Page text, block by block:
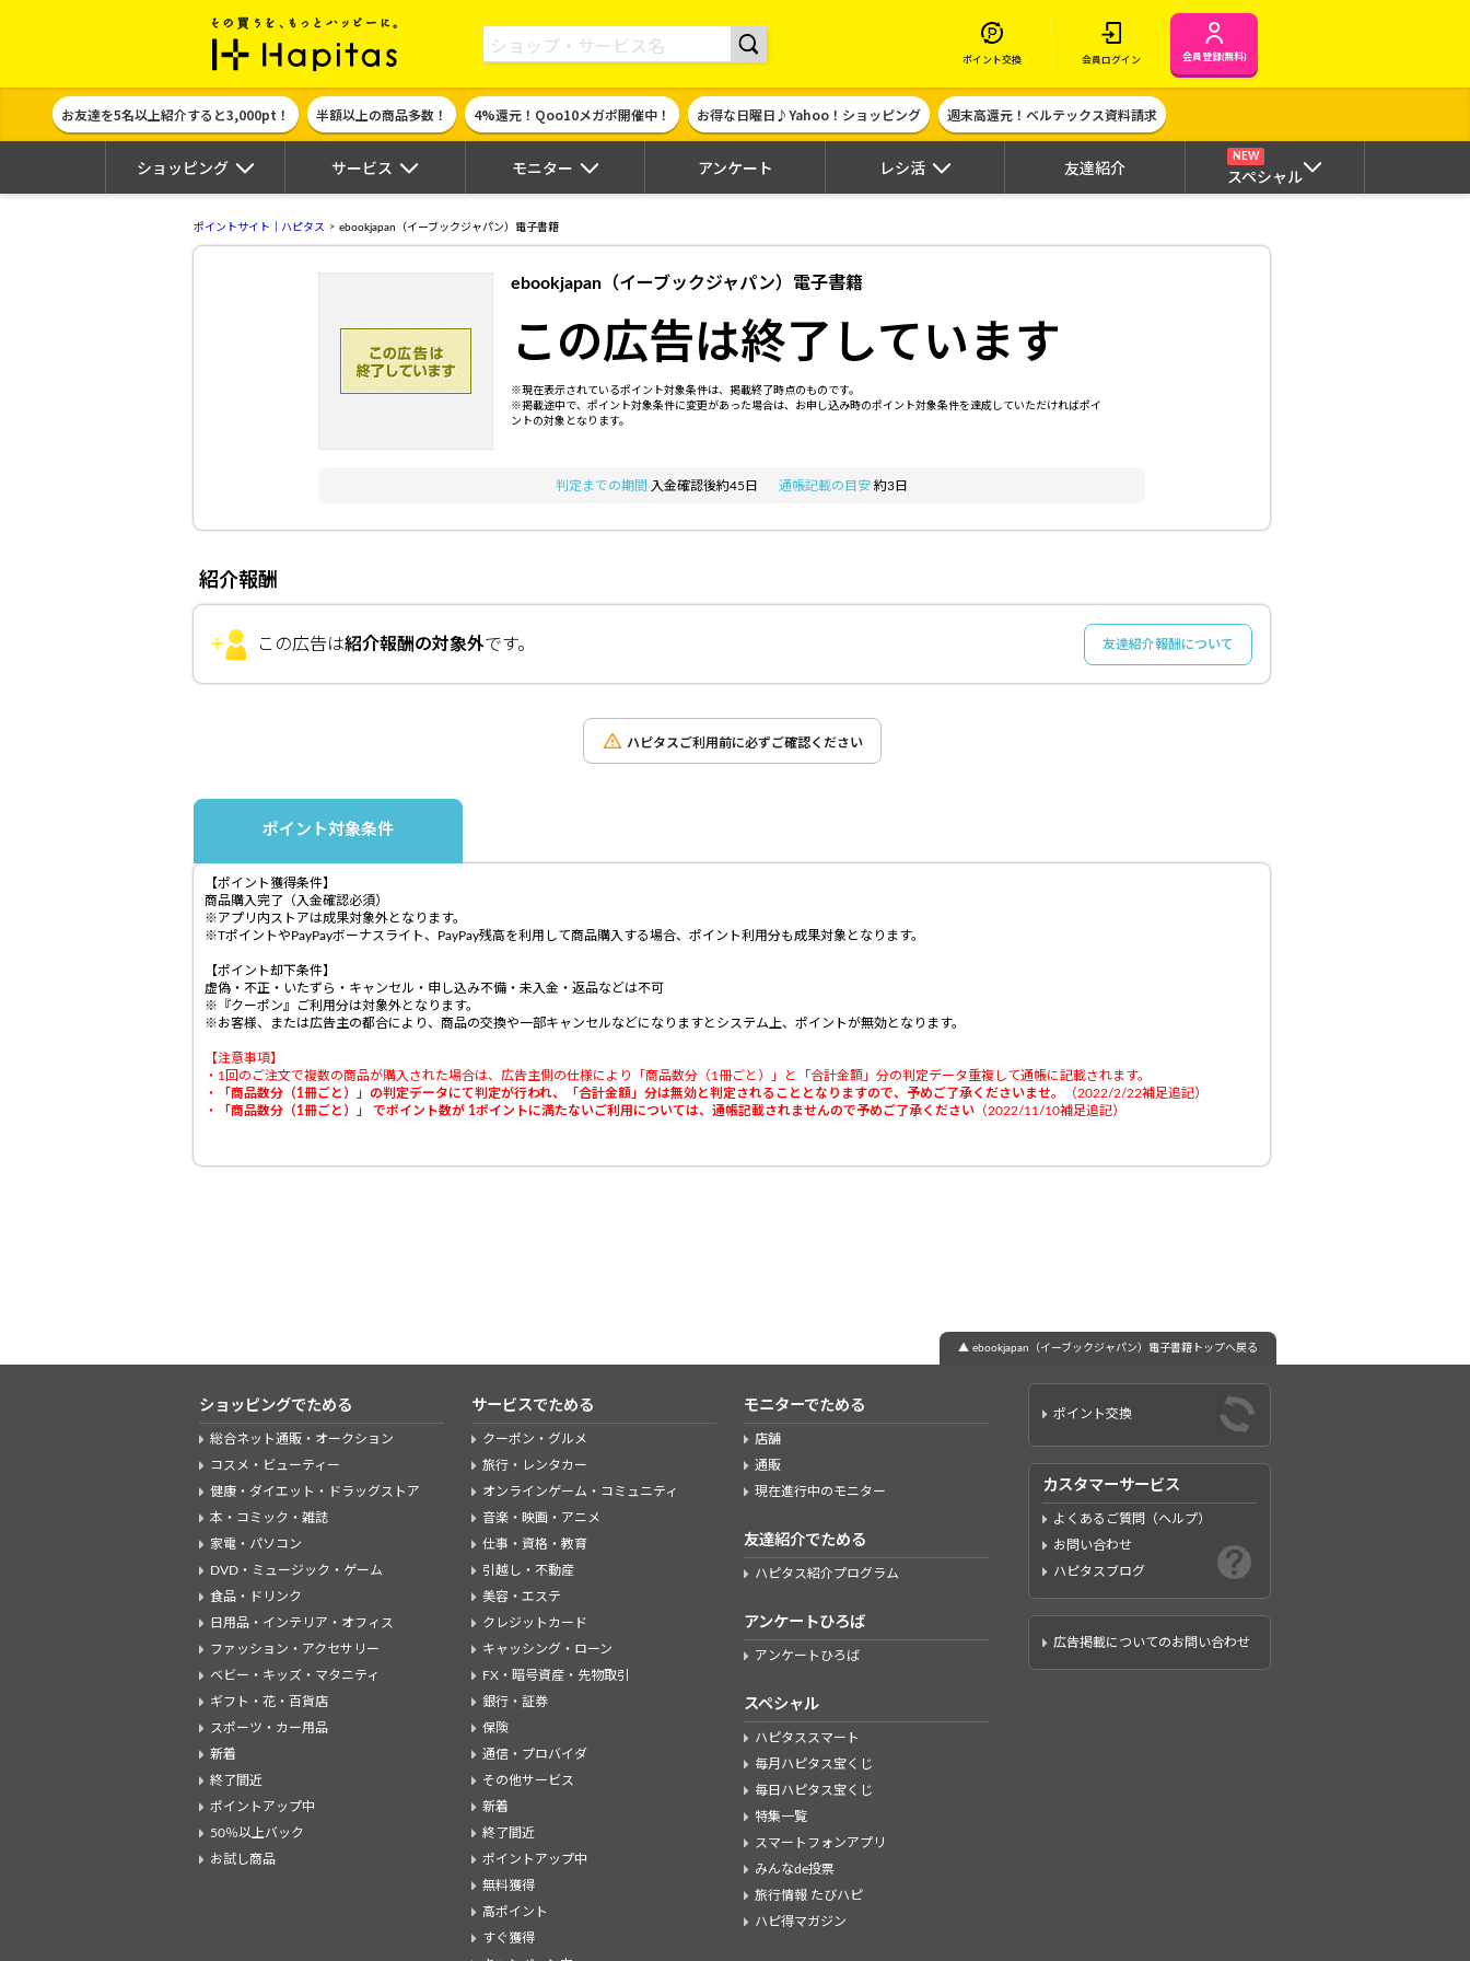
ポイント貯めて現金やギフト券に交換できるポイントサイト | ハピタス
ポイント交換 会員ログイン 会員登録(無料)
お友達を5名以上紹介すると3,000pt！ 半額以上の商品多数！ 4%還元！Qoo10メガポ開催中！ お得な日曜日♪Yahoo！ショッピング 週末高還元！ベルテックス資料請求
ショッピング サービス モニター アンケート レシ活 友達紹介
NEW
スペシャル
ポイントサイト｜ハピタス ebookjapan（イーブックジャパン）電子書籍
ebookjapan（イーブックジャパン）電子書籍
この広告は終了しています
※現在表示されているポイント対象条件は、掲載終了時点のものです。
※掲載途中で、ポイント対象条件に変更があった場合は、お申し込み時のポイント対象条件を達成していただければポイ
ントの対象となります。
判定までの期間 入金確認後約45日 通帳記載の目安 約3日
紹介報酬
この広告は紹介報酬の対象外です。 友達紹介報酬について
ハピタスご利用前に必ずご確認ください
ポイント対象条件
【ポイント獲得条件】
商品購入完了（入金確認必須）
※アプリ内ストアは成果対象外となります。
※TポイントやPayPayボーナスライト、PayPay残高を利用して商品購入する場合、ポイント利用分も成果対象となります。
【ポイント却下条件】
虚偽・不正・いたずら・キャンセル・申し込み不備・未入金・返品などは不可
※『クーポン』ご利用分は対象外となります。
※お客様、または広告主の都合により、商品の交換や一部キャンセルなどになりますとシステム上、ポイントが無効となります。
【注意事項】
・1回のご注文で複数の商品が購入された場合は、広告主側の仕様により「商品数分（1冊ごと）」と「合計金額」分の判定データ重複して通帳に記載されます。
・
「商品数分（1冊ごと）」の判定データにて判定が行われ、「合計金額」分は無効と判定されることとなりますので、予めご了承くださいませ。
（2022/2/22補足追記）
・
「商品数分（1冊ごと）」 でポイント数が 1ポイントに満たないご利用については、通帳記載されませんので予めご了承ください （2022/11/10補足追記）
▲ ebookjapan（イーブックジャパン）電子書籍トップへ戻る
ショッピングでためる
総合ネット通販・オークション
コスメ・ビューティー
健康・ダイエット・ドラッグストア
本・コミック・雑誌
家電・パソコン
DVD・ミュージック・ゲーム
食品・ドリンク
日用品・インテリア・オフィス
ファッション・アクセサリー
ベビー・キッズ・マタニティ
ギフト・花・百貨店
スポーツ・カー用品
新着
終了間近
ポイントアップ中
50％以上バック
お試し商品
サービスでためる
クーポン・グルメ
旅行・レンタカー
オンラインゲーム・コミュニティ
音楽・映画・アニメ
仕事・資格・教育
引越し・不動産
美容・エステ
クレジットカード
キャッシング・ローン
FX・暗号資産・先物取引
銀行・証券
保険
通信・プロバイダ
その他サービス
新着
終了間近
ポイントアップ中
無料獲得
高ポイント
すぐ獲得
モニターでためる
店舗
通販
現在進行中のモニター
友達紹介でためる
ハピタス紹介プログラム
アンケートひろば
アンケートひろば
スペシャル
ハピタススマート
毎月ハピタス宝くじ
毎日ハピタス宝くじ
特集一覧
スマートフォンアプリ
みんなde投票
旅行情報 たびハピ
ハピ得マガジン
ポイント交換
カスタマーサービス
よくあるご質問（ヘルプ）
お問い合わせ
ハピタスブログ
広告掲載についてのお問い合わせ